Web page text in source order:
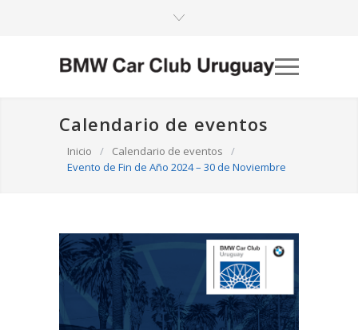
Calendario de eventos
Inicio / Calendario de eventos
/
Evento de Fin de Año 2024 – 30 de Noviembre